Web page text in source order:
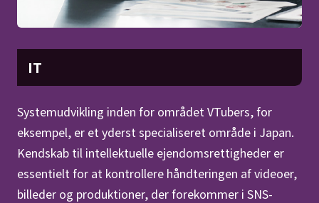
IT
Systemudvikling inden for området VTubers, for
eksempel, er et yderst specialiseret område i Japan.
Kendskab til intellektuelle ejendomsrettigheder er
essentielt for at kontrollere håndteringen af videoer,
billeder og produktioner, der forekommer i SNS-